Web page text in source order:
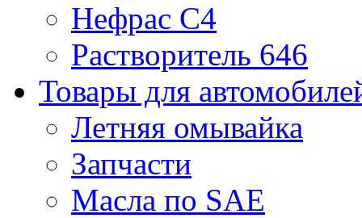
Нефрас С4
Растворитель 646
Товары для
Летняя омывайка
Запчасти
Масла по SAE